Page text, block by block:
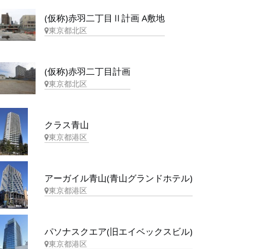
(仮称)赤羽二丁目Ⅱ計画 A敷地
東京都北区
(仮称)赤羽二丁目計画
東京都北区
クラス青山
東京都港区
アーガイル青山(青山グランドホテル)
東京都港区
パソナスクエア(旧エイベックスビル)
東京都港区